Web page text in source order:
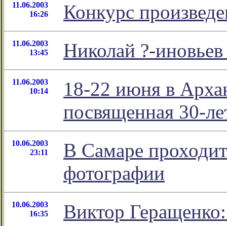
11.06.2003
16:26
Конкурс
11.06.2003
13:45
Николай ?-
11.06.2003
10:14
18-22 июня в
посвященная 30-
10.06.2003
23:11
В Самаре
фотографии
10.06.2003
16:35
Виктор